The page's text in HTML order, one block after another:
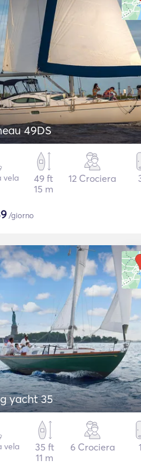
49DS
vela
49 ft
15 m
12 Crociera
/giorno
yacht 35
vela
35 ft
11 m
6 Crociera 1